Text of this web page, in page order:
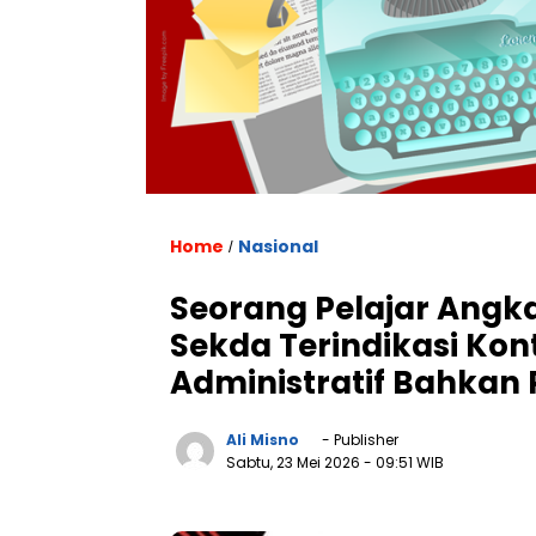
Home / Nasional
Seorang Pelajar
Sekda Terindikasi
Administratif Bahkan
Ali Misno
- Publisher
Sabtu, 23 Mei 2026 - 09:51 WIB